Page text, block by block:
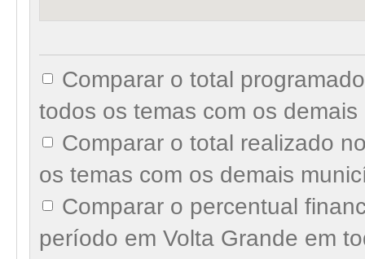
Comparar o total
todos os temas com os
Comparar o total realizado
os temas com os demais
Comparar o percentual
período em Volta Grande em